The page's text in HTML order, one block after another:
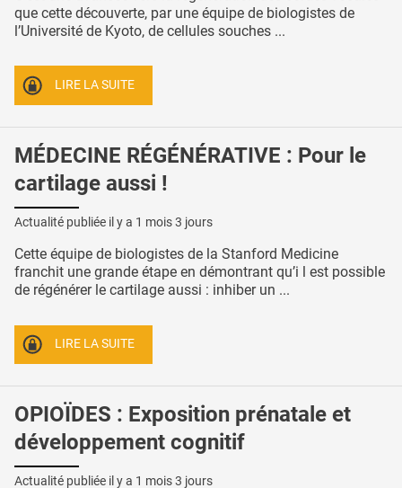
que cette découverte, par une équipe de biologistes de
l’Université de Kyoto, de cellules souches ...
LIRE LA SUITE
MÉDECINE RÉGÉNÉRATIVE : Pour le
cartilage aussi !
Actualité publiée il y a 1 mois 3 jours
Cette équipe de biologistes de la Stanford Medicine
franchit une grande étape en démontrant qu’i l est possible
de régénérer le cartilage aussi : inhiber un ...
LIRE LA SUITE
OPIOÏDES : Exposition prénatale et
développement cognitif
Actualité publiée il y a 1 mois 3 jours